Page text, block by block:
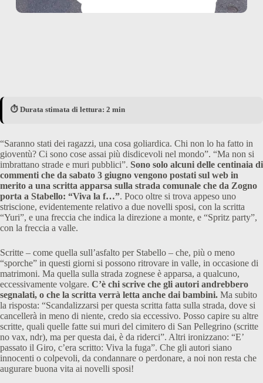
⏱️ Durata stimata di lettura: 2 min
“Saranno stati dei ragazzi, una cosa goliardica. Chi non lo ha fatto in
gioventù? Ci sono cose assai più disdicevoli nel mondo”. “Ma non si
imbrattano strade e muri pubblici”. Sono solo alcuni delle centinaia di
commenti che da sabato 3 giugno vengono postati sul web in
merito a una scritta apparsa sulla strada comunale che da Zogno
porta a Stabello: “Viva la f…”. Poco oltre si trova appeso uno
striscione, evidentemente relativo a due novelli sposi, con la scritta
“Yuri”, e una freccia che indica la direzione a monte, e “Spritz party”,
con la freccia a valle.
Scritte – come quella sull’asfalto per Stabello – che, più o meno
“sporche” in questi giorni si possono ritrovare in valle, in occasione di
matrimoni. Ma quella sulla strada zognese è apparsa, a qualcuno,
eccessivamente volgare. C’è chi scrive che gli autori andrebbero
segnalati, o che la scritta verrà letta anche dai bambini. Ma subito
la risposta: “Scandalizzarsi per questa scritta fatta sulla strada, dove si
cancellerà in meno di niente, credo sia eccessivo. Posso capire su altre
scritte, quali quelle fatte sui muri del cimitero di San Pellegrino (scritte
no vax, ndr), ma per questa dai, è da riderci”. Altri ironizzano: “E’
passato il Giro, c’era scritto: Viva la fuga”. Che gli autori siano
innocenti o colpevoli, da condannare o perdonare, a noi non resta che
augurare buona vita ai novelli sposi!